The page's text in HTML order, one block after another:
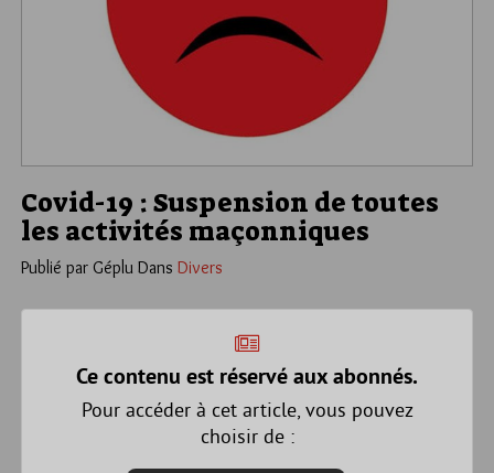
Covid-19 : Suspension de toutes
les activités maçonniques
Publié par Géplu Dans Divers
Ce contenu est réservé aux abonnés.
Pour accéder à cet article, vous pouvez
choisir de :